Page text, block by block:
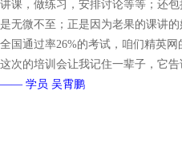
讲课，做练习，安排讨论等等；还
是无微不至；正是因为老果的课讲
全国通过率26%的考试，咱们精英网
这次的培训会让我记住一辈子，它
—— 学员 吴霄鹏